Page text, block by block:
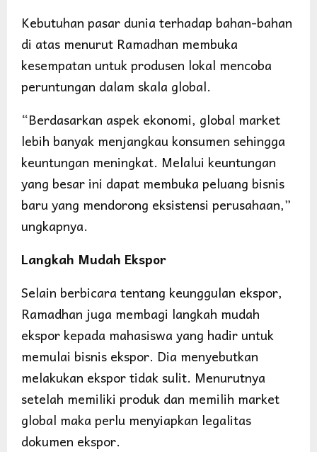
Kebutuhan pasar dunia terhadap bahan-bahan
di atas menurut Ramadhan membuka
kesempatan untuk produsen lokal mencoba
peruntungan dalam skala global.
“Berdasarkan aspek ekonomi, global market
lebih banyak menjangkau konsumen sehingga
keuntungan meningkat. Melalui keuntungan
yang besar ini dapat membuka peluang bisnis
baru yang mendorong eksistensi perusahaan,”
ungkapnya.
Langkah Mudah Ekspor
Selain berbicara tentang keunggulan ekspor,
Ramadhan juga membagi langkah mudah
ekspor kepada mahasiswa yang hadir untuk
memulai bisnis ekspor. Dia menyebutkan
melakukan ekspor tidak sulit. Menurutnya
setelah memiliki produk dan memilih market
global maka perlu menyiapkan legalitas
dokumen ekspor.